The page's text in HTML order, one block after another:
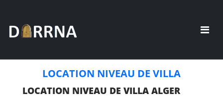
LOCATION NIVEAU DE VILLA
LOCATION NIVEAU DE VILLA ALGER